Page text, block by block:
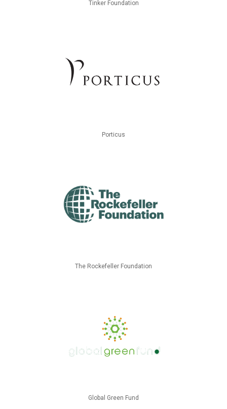
Tinker Foundation
Porticus
The Rockefeller Foundation
Global Green Fund